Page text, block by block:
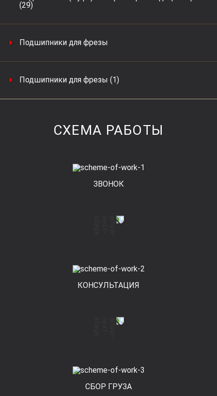
(29)
Подшипники для фрезы
Подшипники для фрезы (1)
СХЕМА РАБОТЫ
ЗВОНОК
КОНСУЛЬТАЦИЯ
СБОР ГРУЗА